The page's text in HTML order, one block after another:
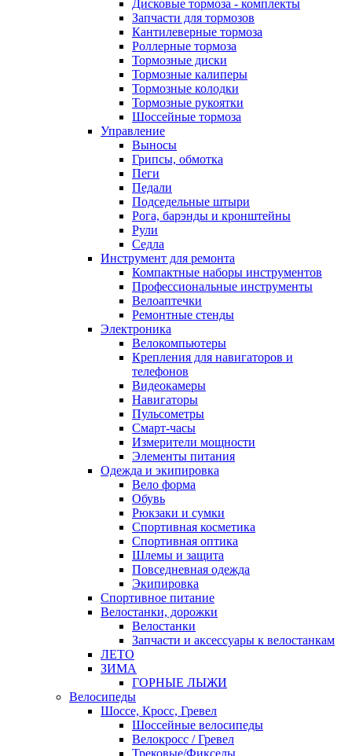
Дисковые тормоза - комплекты
Запчасти для тормозов
Кантилеверные тормоза
Роллерные тормоза
Тормозные диски
Тормозные калиперы
Тормозные колодки
Тормозные рукоятки
Шоссейные тормоза
Управление
Выносы
Грипсы, обмотка
Пеги
Педали
Подседельные штыри
Рога, барэнды и кронштейны
Рули
Седла
Инструмент для ремонта
Компактные наборы инструментов
Профессиональные инструменты
Велоаптечки
Ремонтные стенды
Электроника
Велокомпьютеры
Крепления для навигаторов и
телефонов
Видеокамеры
Навигаторы
Пульсометры
Смарт-часы
Измерители мощности
Элементы питания
Одежда и экипировка
Вело форма
Обувь
Рюкзаки и сумки
Спортивная косметика
Спортивная оптика
Шлемы и защита
Повседневная одежда
Экипировка
Спортивное питание
Велостанки, дорожки
Велостанки
Запчасти и аксессуары к велостанкам
ЛЕТО
ЗИМА
ГОРНЫЕ ЛЫЖИ
Велосипеды
Шоссе, Кросс, Гревел
Шоссейные велосипеды
Велокросс / Гревел
Трековые/Фикседы